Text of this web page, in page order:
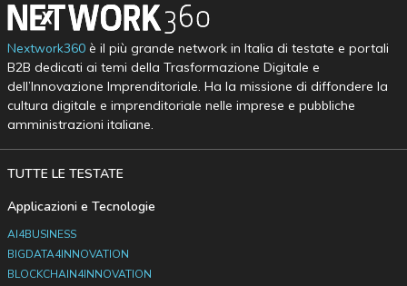
Nextwork360è il più grande network in Italia di testate e portali
B2B dedicati ai temi della Trasformazione Digitale e
dell’Innovazione Imprenditoriale. Ha la missione di diffondere la
cultura digitale e imprenditoriale nelle imprese e pubbliche
amministrazioni italiane.
TUTTE LE TESTATE
Applicazioni e Tecnologie
AI4BUSINESS
BIGDATA4INNOVATION
BLOCKCHAIN4INNOVATION